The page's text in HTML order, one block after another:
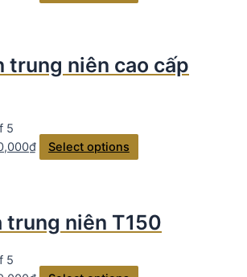
trung niên cao cấp
5
₫
Select options
trung niên T150
5